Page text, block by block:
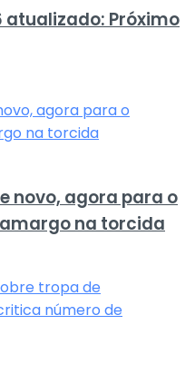
atualizado: Próximo
novo, agora para o
na torcida